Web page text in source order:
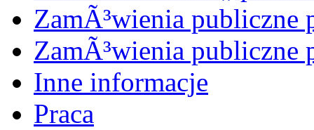
ZamÃ³wienia
ZamÃ³wienia
Inne informacje
Praca